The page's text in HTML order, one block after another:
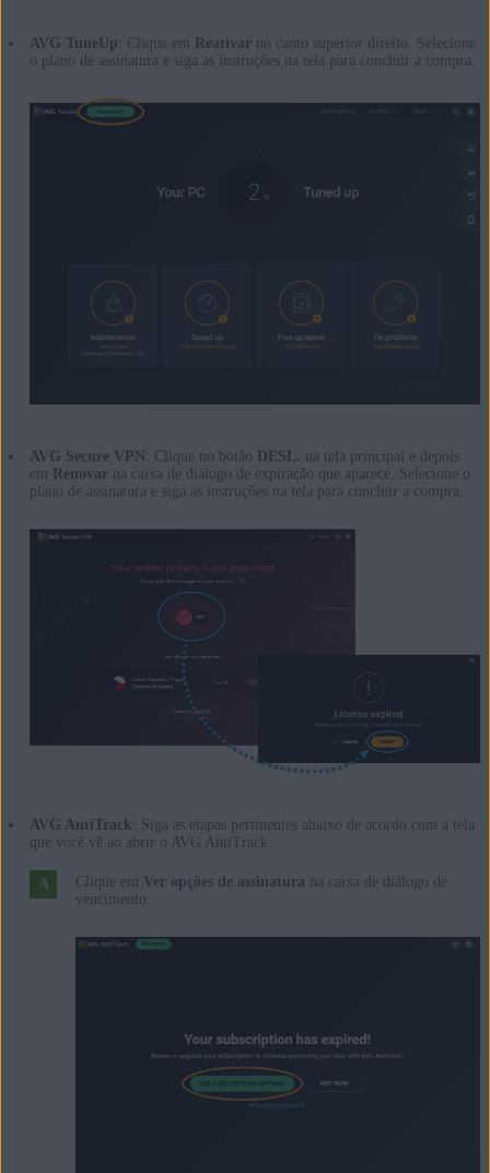
AVG TuneUp : Clique em Reativarno canto superior direito. Selecione
o plano de assinatura e siga as instruções na tela para concluir a compra.
AVG Secure VPN : Clique no botão DESL. na tela principal e depois
em Renovarna caixa de diálogo de expiração que aparece. Selecione o
plano de assinatura e siga as instruções na tela para concluir a compra.
AVG AntiTrack : Siga as etapas pertinentes abaixo de acordo com a tela
que você vê ao abrir o AVG AntiTrack:
Clique em Ver opções de assinatura na caixa de diálogo de
vencimento.